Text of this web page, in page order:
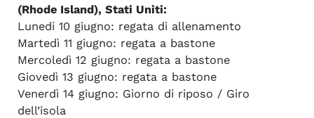
(Rhode Island), Stati Uniti:
Lunedi 10 giugno: regata di allenamento
Martedì 11 giugno: regata a bastone
Mercoledì 12 giugno: regata a bastone
Giovedì 13 giugno: regata a bastone
Venerdì 14 giugno: Giorno di riposo / Giro
dell’isola